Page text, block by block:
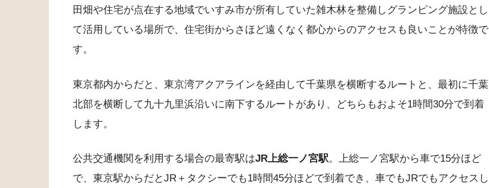
田畑や住宅が点在する地域でいすみ市が所有していた雑木林を整備しグランピング施設とし
て活用している場所で、住宅街からさほど遠くなく都心からのアクセスも良いことが特徴で
す。
東京都内からだと、東京湾アクアラインを経由して千葉県を横断するルートと、最初に千葉
北部を横断して九十九里浜沿いに南下するルートがあり、どちらもおよそ1時間30分で到着
します。
公共交通機関を利用する場合の最寄駅はJR上総一ノ宮駅。上総一ノ宮駅から車で15分ほど
で、東京駅からだとJR＋タクシーでも1時間45分ほどで到着でき、車でもJRでもアクセスし